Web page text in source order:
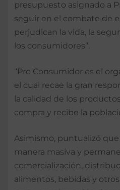
presupuesto asignado a
seguir en el combate de
perjudican la vida, la
los consumidores”.
“Pro Consumidor es el
el cual recae la gran
la calidad de los
compra y recibe la
Asimismo, puntualizó
manera masiva y
comercialización,
alimentos, bebidas y